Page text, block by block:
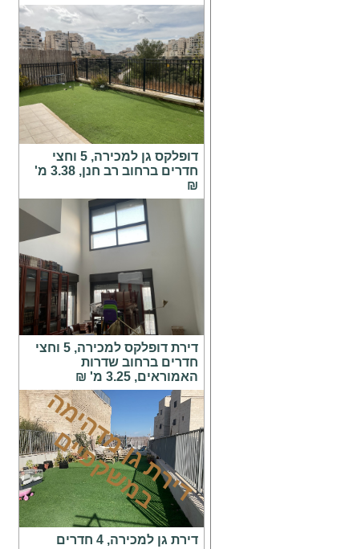
דופלקס גן למכירה, 5 וחצי
חדרים ברחוב רב חנן, 3.38 מ'
₪
דירת דופלקס למכירה, 5 וחצי
חדרים ברחוב שדרות
האמוראים, 3.25 מ' ₪
ד
י
ר
ת
ג
ן
מ
ד
ה
י
מ
ה
ב
מ
ש
ק
פ
י
י
ם
דירת גן למכירה, 4 חדרים